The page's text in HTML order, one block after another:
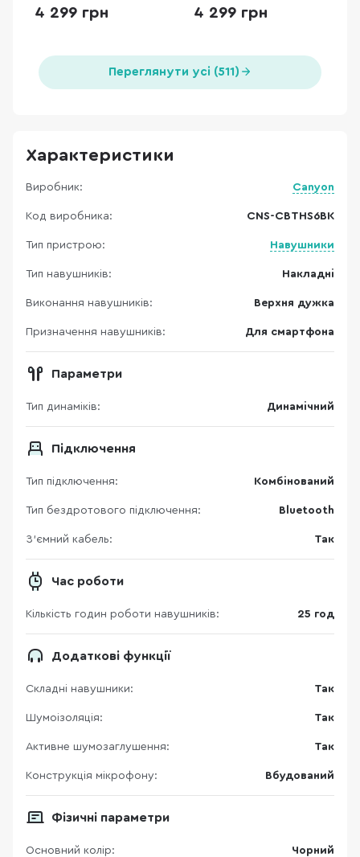
4 299 грн 4 299 грн
Переглянути усі (511)
Характеристики
Виробник: Canyon
Код виробника: CNS-CBTHS6BK
Тип пристрою: Навушники
Тип навушників: Накладні
Виконання навушників: Верхня дужка
Призначення навушників: Для смартфона
Параметри
Тип динаміків: Динамічний
Підключення
Тип підключення: Комбінований
Тип бездротового підключення: Bluetooth
З'ємний кабель: Так
Час роботи
Кількість годин роботи навушників: 25 год
Додаткові функції
Складні навушники: Так
Шумоізоляція: Так
Активне шумозаглушення: Так
Конструкція мікрофону: Вбудований
Фізичні параметри
Основний колір: Чорний